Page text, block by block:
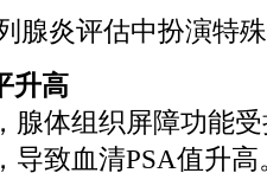
腺炎评估中扮演特
升高
腺体组织屏障功能
导致血清PSA值升